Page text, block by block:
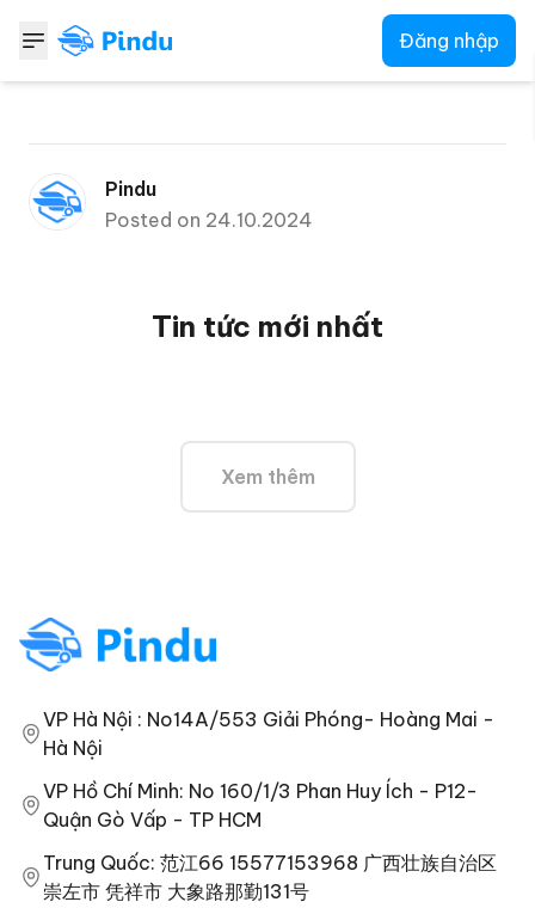
Đăng nhập
Pindu
Posted on 24.10.2024
Tin tức mới nhất
Xem thêm
VP Hà Nội : No14A/553 Giải Phóng- Hoàng Mai -
Hà Nội
VP Hồ Chí Minh: No 160/1/3 Phan Huy Ích - P12-
Quận Gò Vấp - TP HCM
Trung Quốc: 范江66 15577153968 广西壮族自治区
崇左市 凭祥市 大象路那勤131号